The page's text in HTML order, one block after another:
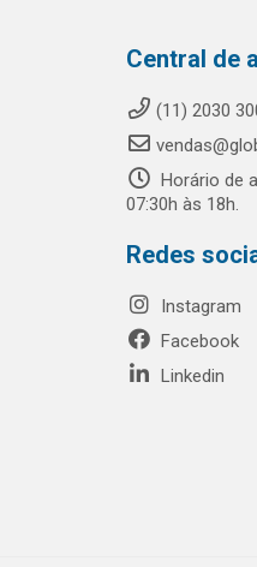
Central de
(11) 2030
Horário de
07:30h às 18h.
Redes
Instagram
Facebook
Linkedin